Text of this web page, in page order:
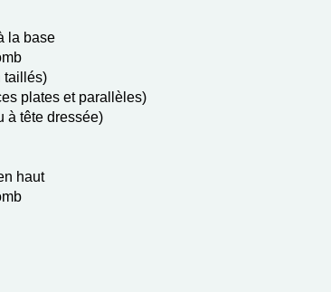
la base
taillés)
plates et parallèles)
à tête dressée)
haut